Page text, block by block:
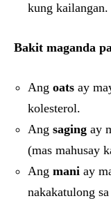
kung kailangan.
Bakit maganda
Ang oats ay
kolesterol.
Ang saging ay
(mas mahusay
Ang mani ay
nakakatulong